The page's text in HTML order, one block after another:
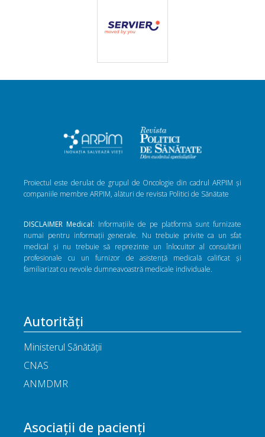
Proiectul este derulat de grupul de Oncologie din cadrul ARPIM și
companiile membre ARPIM, alături de revista Politici de Sănătate
DISCLAIMER Medical: Informațiile de pe platformă sunt furnizate
numai pentru informații generale. Nu trebuie privite ca un sfat
medical și nu trebuie să reprezinte un înlocuitor al consultării
profesionale cu un furnizor de asistență medicală calificat și
familiarizat cu nevoile dumneavoastră medicale individuale.
Autorități
Ministerul Sănătății
CNAS
ANMDMR
Asociații de pacienți